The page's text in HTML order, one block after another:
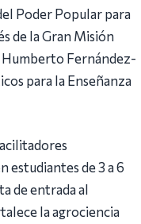
Poder Popular para
de la Gran Misión
Humberto Fernández-
para la Enseñanza
estudiantes de 3 a 6
de entrada al
la agrociencia